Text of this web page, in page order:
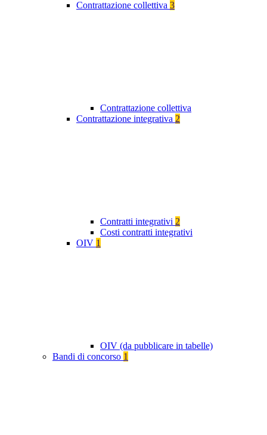
Contrattazione collettiva 3
Contrattazione collettiva
Contrattazione integrativa 2
Contratti integrativi 2
Costi contratti integrativi
OIV 1
OIV (da pubblicare in tabelle)
Bandi di concorso 1